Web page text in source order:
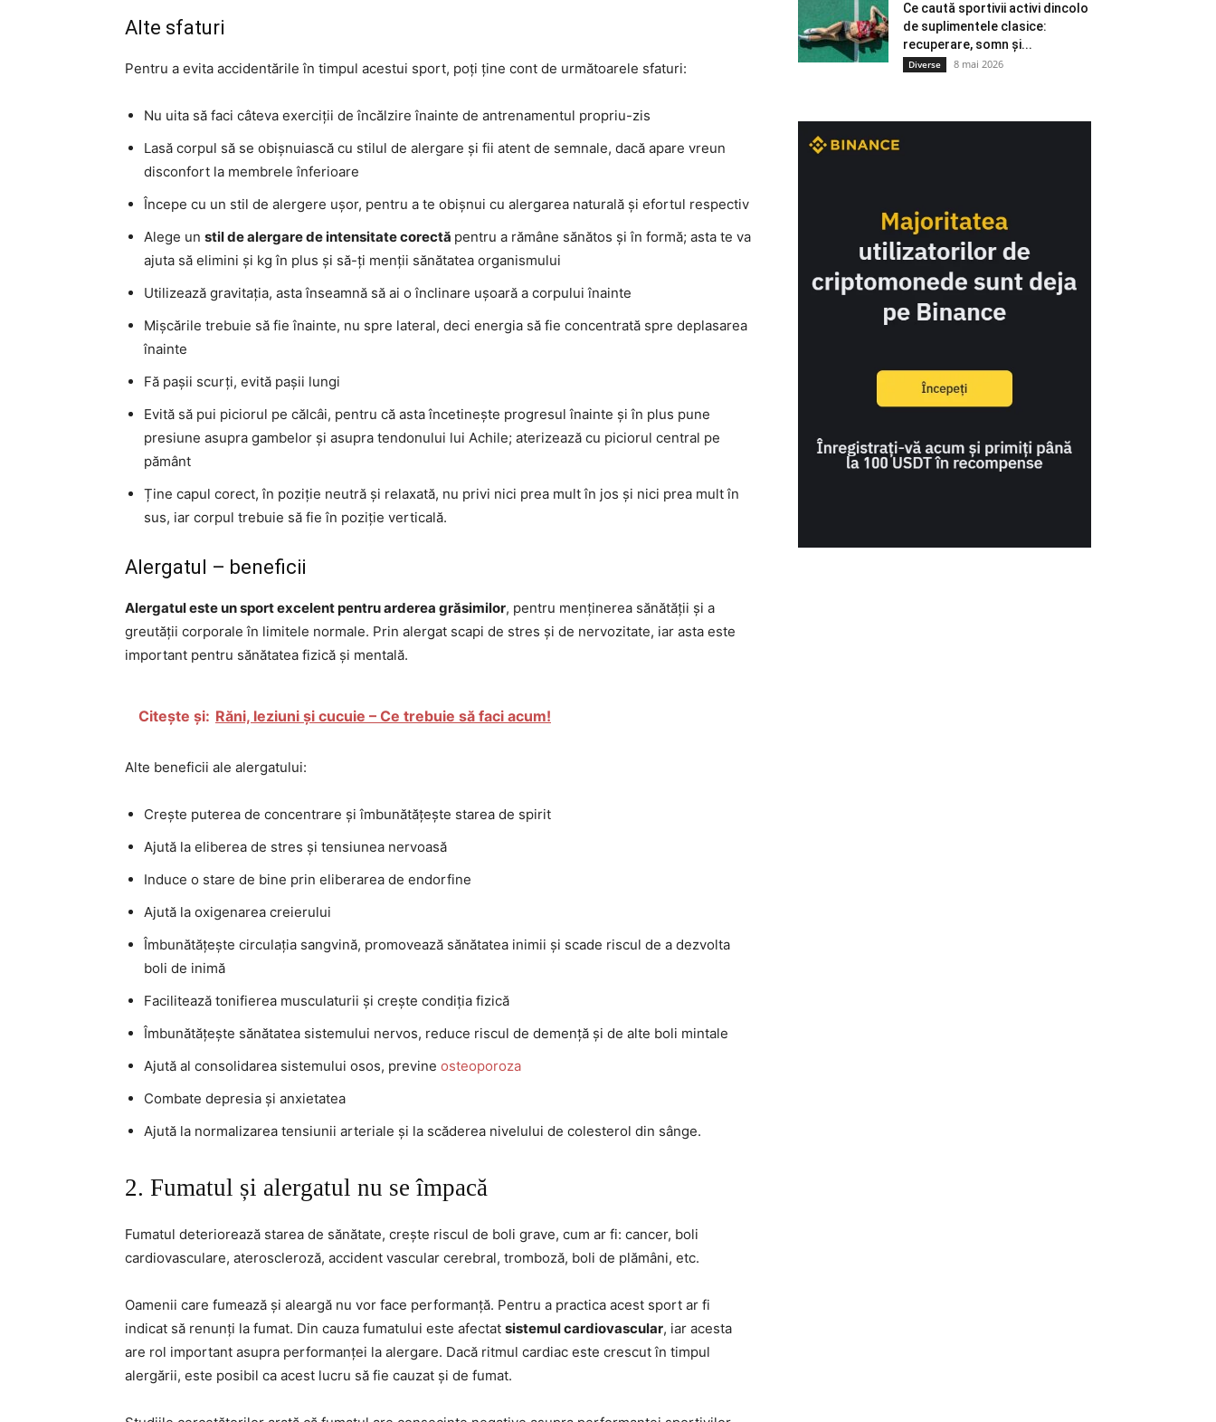
Alte sfaturi
Pentru a evita accidentările în timpul acestui sport, poți ține cont de următoarele sfaturi:
Nu uita să faci câteva exerciții de încălzire înainte de antrenamentul propriu-zis
Lasă corpul să se obișnuiască cu stilul de alergare și fii atent de semnale, dacă apare vreun
disconfort la membrele înferioare
Începe cu un stil de alergere ușor, pentru a te obișnui cu alergarea naturală și efortul respectiv
Alege un stil de alergare de intensitate corectă pentru a rămâne sănătos și în formă; asta te va
ajuta să elimini și kg în plus și să-ți menții sănătatea organismului
Utilizează gravitația, asta înseamnă să ai o înclinare ușoară a corpului înainte
Mișcările trebuie să fie înainte, nu spre lateral, deci energia să fie concentrată spre deplasarea
înainte
Fă pașii scurți, evită pașii lungi
Evită să pui piciorul pe călcâi, pentru că asta încetinește progresul înainte și în plus pune
presiune asupra gambelor și asupra tendonului lui Achile; aterizează cu piciorul central pe
pământ
Ține capul corect, în poziție neutră și relaxată, nu privi nici prea mult în jos și nici prea mult în
sus, iar corpul trebuie să fie în poziție verticală.
Alergatul – beneficii
Alergatul este un sport excelent pentru arderea grăsimilor, pentru menținerea sănătății și a
greutății corporale în limitele normale. Prin alergat scapi de stres și de nervozitate, iar asta este
important pentru sănătatea fizică și mentală.
Citește și: Răni, leziuni și cucuie – Ce trebuie să faci acum!
Alte beneficii ale alergatului:
Crește puterea de concentrare și îmbunătățește starea de spirit
Ajută la eliberea de stres și tensiunea nervoasă
Induce o stare de bine prin eliberarea de endorfine
Ajută la oxigenarea creierului
Îmbunătățește circulația sangvină, promovează sănătatea inimii și scade riscul de a dezvolta
boli de inimă
Facilitează tonifierea musculaturii și crește condiția fizică
Îmbunătățește sănătatea sistemului nervos, reduce riscul de demență și de alte boli mintale
Ajută al consolidarea sistemului osos, previne osteoporoza
Combate depresia și anxietatea
Ajută la normalizarea tensiunii arteriale și la scăderea nivelului de colesterol din sânge.
2. Fumatul și alergatul nu se împacă
Fumatul deteriorează starea de sănătate, crește riscul de boli grave, cum ar fi: cancer, boli
cardiovasculare, ateroscleroză, accident vascular cerebral, tromboză, boli de plămâni, etc.
Oamenii care fumează și aleargă nu vor face performanță. Pentru a practica acest sport ar fi
indicat să renunți la fumat. Din cauza fumatului este afectat sistemul cardiovascular, iar acesta
are rol important asupra performanței la alergare. Dacă ritmul cardiac este crescut în timpul
alergării, este posibil ca acest lucru să fie cauzat și de fumat.
Ce caută sportivii activi dincolo
de suplimentele clasice:
recuperare, somn și...
Diverse 8 mai 2026